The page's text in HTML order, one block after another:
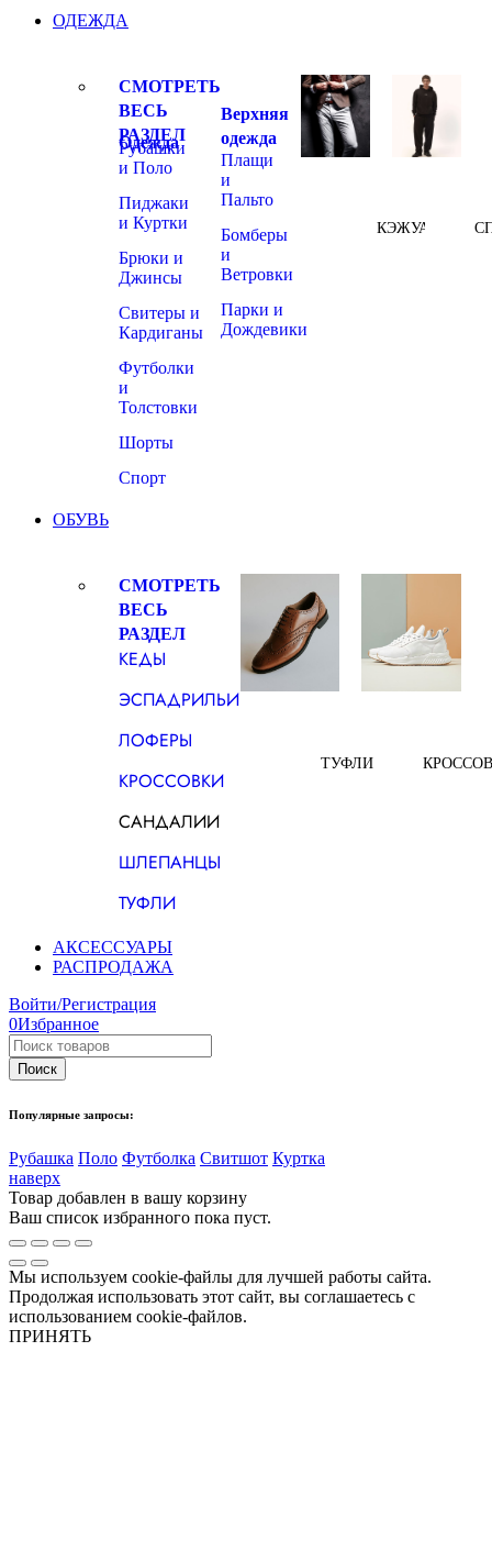
ОДЕЖДА
СМОТРЕТЬ
ВЕСЬ
РАЗДЕЛ
Одежда
Рубашки
и Поло
Пиджаки
и Куртки
Брюки и
Джинсы
Свитеры и
Кардиганы
Футболки
и
Толстовки
Шорты
Спорт
Верхняя
одежда
Плащи
и
Пальто
Бомберы
и
Ветровки
Парки и
Дождевики
КЭЖУАЛ
ОБУВЬ
СМОТРЕТЬ
ВЕСЬ
РАЗДЕЛ
КЕДЫ
ЭСПАДРИЛЬИ
ЛОФЕРЫ
КРОССОВКИ
САНДАЛИИ
ШЛЕПАНЦЫ
ТУФЛИ
ТУФЛИ
АКСЕССУАРЫ
РАСПРОДАЖА
Войти/Регистрация
0Избранное
Популярные запросы:
Рубашка Поло Футболка Свитшот Куртка
наверх
Товар добавлен в вашу корзину
Ваш список избранного пока пуст.
Мы используем cookie-файлы для лучшей работы сайта.
Продолжая использовать этот сайт, вы соглашаетесь с
использованием cookie-файлов.
ПРИНЯТЬ